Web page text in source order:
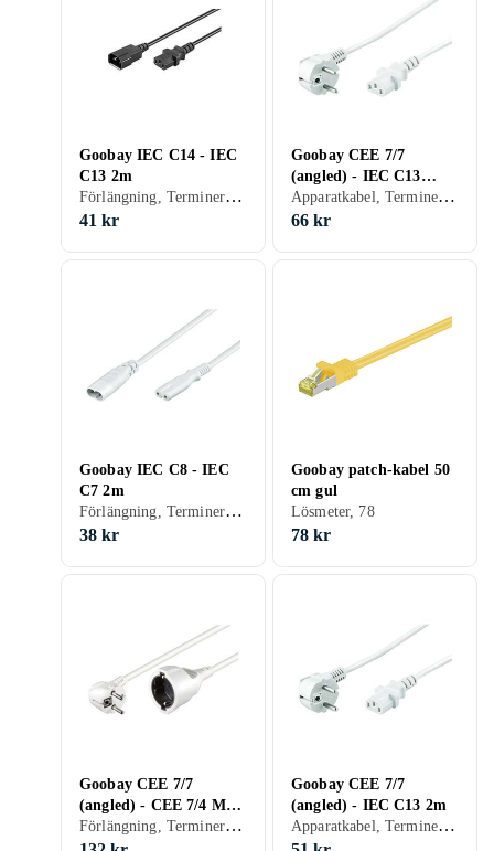
Goobay IEC C14 - IEC
C13 2m
Förlängning, Terminerad (försedd med kontakter), 20.5
41 kr
Goobay CEE 7/7
(angled) - IEC C13
2,5m
Apparatkabel, Terminerad (försedd med kontakter), 26.4
66 kr
Goobay IEC C8 - IEC
C7 2m
Förlängning, Terminerad (försedd med kontakter), 20
38 kr
Goobay patch-kabel 50
cm gul
Lösmeter, 78
78 kr
Goobay CEE 7/7
(angled) - CEE 7/4 M-F
5m
Förlängning, Terminerad (försedd med kontakter), 26.4
Goobay CEE 7/7
(angled) - IEC C13 2m
Apparatkabel, Terminerad (försedd med kontakter), 25.5